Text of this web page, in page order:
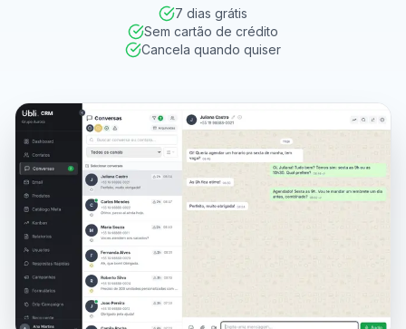
7 dias grátis
Sem cartão de crédito
Cancela quando quiser